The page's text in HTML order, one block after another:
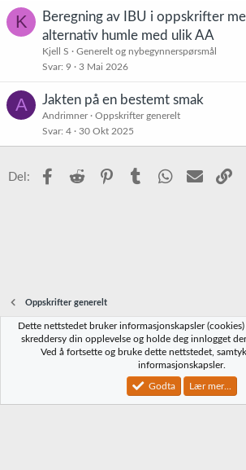
K
Beregning av IBU i oppskrifter
alternativ humle med ulik AA
Kjell S
Generelt og nybegynnerspørsmål
Svar 9 3 Mai 2026
A Jakten på en bestemt smak
Andrimner
Oppskrifter generelt
Svar 4 30 Okt 2025
Del: Facebook
Reddit PinterestTumblr WhatsApp
E-post
Oppskrifter generelt
Norbrygg-default
Vilkår og regler Personvernregler
Community platform by XenForo® © 2010-2023 XenForo
Dette nettstedet bruker informasjonskapsler
skreddersy din opplevelse og holde deg innlogget
Ved å fortsette og bruke dette nettstedet,
informasjonskapsler.
Godta Lær mer...